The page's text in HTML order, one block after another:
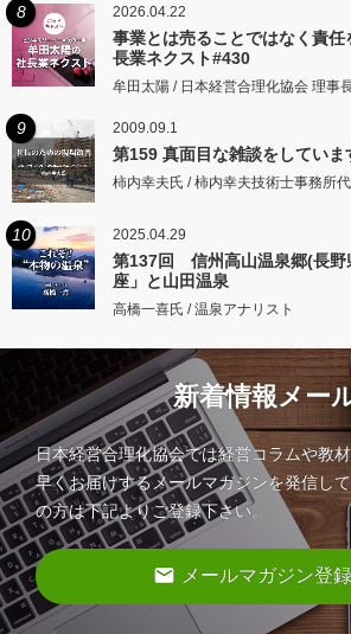
8 2026.04.22
事業とは売ることではなく責
長業ネクスト#430
牟田太陽 / 日本経営合理化協会 理事
9 2009.09.1
第159 真面目な雑談をしていま
柿内幸夫氏 / 柿内幸夫技術士事務所
10 2025.04.29
第137回 信州高山温泉郷(長
座」と山田温泉
高橋一喜氏 / 温泉アナリスト
新着情報メー
日本経営合理化協会では経営コラムや教
早くお届けするメールマガジンを発信し
の方は下記よりご登録下さい。
email メールマガジン登